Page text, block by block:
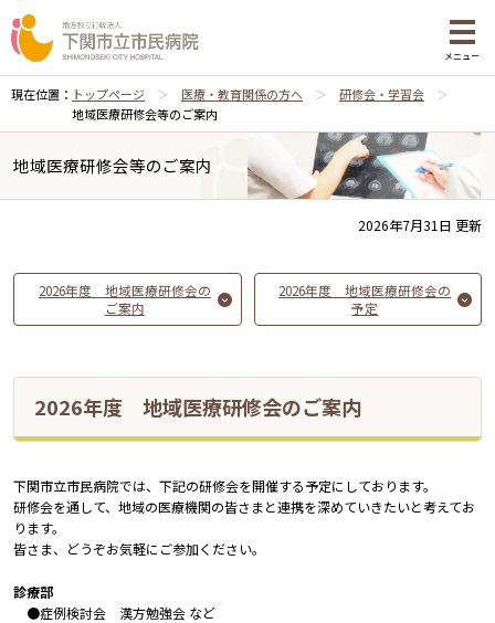
メニュー
現在位置： トップページ 医療・教育関係の方へ
研修会・学習会
地域医療研修会等のご案内
地域医療研修会等のご案内
2026年7月31日 更新
2026年度 地域医療研修会の
ご案内
2026年度 地域医療研修会の
予定
2026年度 地域医療研修会のご案内
下関市立市民病院では、下記の研修会を開催する予定にしております。
研修会を通して、地域の医療機関の皆さまと連携を深めていきたいと考えてお
ります。
皆さま、どうぞお気軽にご参加ください。
診療部
●症例検討会 漢方勉強会 など